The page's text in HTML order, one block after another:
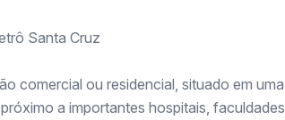
Santa Cruz
comercial ou residencial, situado em uma
a importantes hospitais, faculdades,